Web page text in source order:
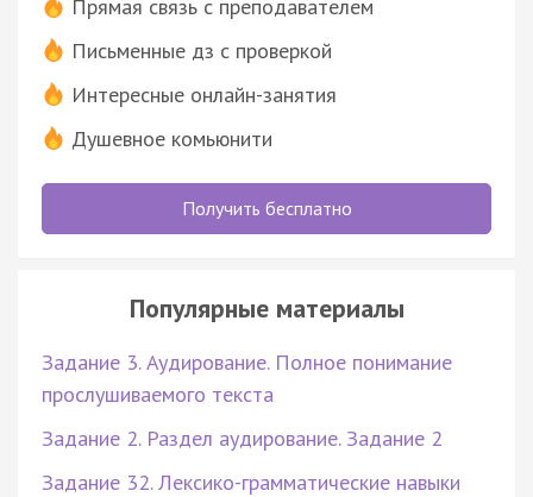
Прямая связь с преподавателем
Письменные дз с проверкой
Интересные онлайн-занятия
Душевное комьюнити
Получить бесплатно
Популярные материалы
Задание 3. Аудирование. Полное понимание
прослушиваемого текста
Задание 2. Раздел аудирование. Задание 2
Задание 32. Лексико-грамматические навыки